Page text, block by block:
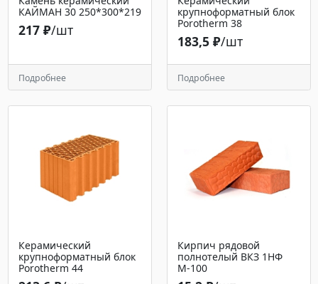
КАЙМАН 30 250*300*219
217 ₽/шт
Подробнее
крупноформатный блок
Porotherm 38
183,5 ₽/шт
Подробнее
Керамический
крупноформатный блок
Porotherm 44
Кирпич рядовой
полнотелый ВКЗ 1НФ
М-100